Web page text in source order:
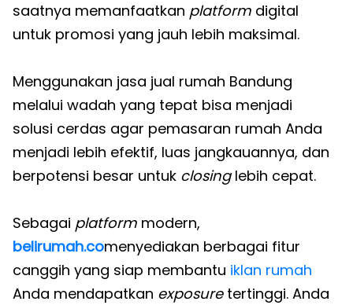
saatnya memanfaatkan platform digital
untuk promosi yang jauh lebih maksimal.
Menggunakan jasa jual rumah Bandung
melalui wadah yang tepat bisa menjadi
solusi cerdas agar pemasaran rumah Anda
menjadi lebih efektif, luas jangkauannya, dan
berpotensi besar untuk closinglebih cepat.
Sebagai platform modern,
belirumah.comenyediakan berbagai fitur
canggih yang siap membantu iklan rumah
Anda mendapatkan exposuretertinggi. Anda